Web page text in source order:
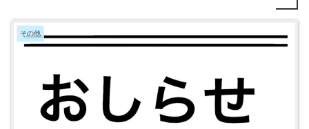
その他